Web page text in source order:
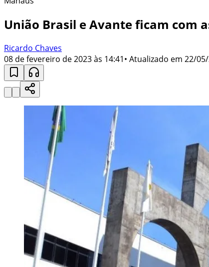
União Brasil e Avante ficam com
Ricardo Chaves
08 de fevereiro de 2023 às 14:41• Atualizado em 22/